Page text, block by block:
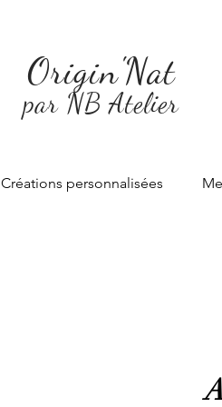
Origin'Nat
par NB Atelier
Créations personnalisées